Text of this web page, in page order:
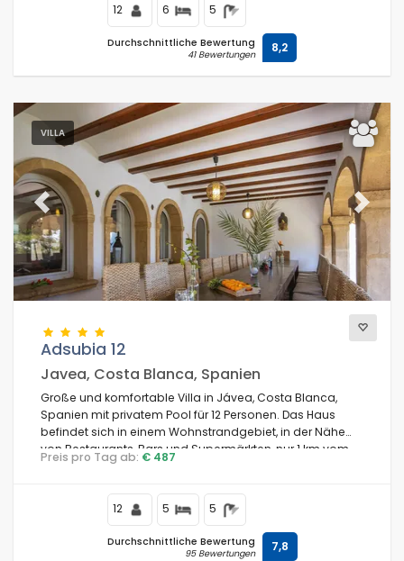
12 6 5
Durchschnittliche Bewertung
41 Bewertungen 8,2
VILLA
Previous Next
Adsubia 12
Javea, Costa Blanca, Spanien
Große und komfortable Villa in Jávea, Costa Blanca,
Spanien mit privatem Pool für 12 Personen. Das Haus
befindet sich in einem Wohnstrandgebiet, in der Nähe
von Restaurants, Bars und Supermärkten, nur 1 km vom
Strand El Arenal, Jávea und vom Mediterráneo, Jávea
Preis pro Tag ab: € 487
12 5 5
Durchschnittliche Bewertung
95 Bewertungen 7,8